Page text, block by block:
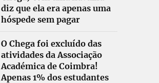
diz que ela era apenas uma
hóspede sem pagar
O Chega foi excluído das
atividades da Associação
Académica de Coimbra!
Apenas 1% dos estudantes